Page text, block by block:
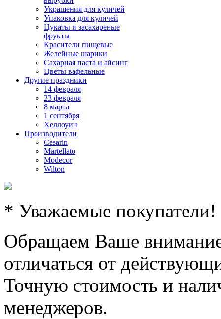
Украшения для куличей
Упаковка для куличей
Цукаты и засахареные
фрукты
Красители пищевые
Желейные шарики
Сахарная паста и айсинг
Цветы вафельные
Другие праздники
14 февраля
23 февраля
8 марта
1 сентября
Хеллоуин
Производители
Cesarin
Martellato
Modecor
Wilton
* Уважаемые покупатели!
Обращаем Ваше
отличаться от
Точную стоимость и
менеджеров.